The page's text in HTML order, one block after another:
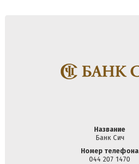
Название
Банк Сич
Номер телефона
044 207 1470